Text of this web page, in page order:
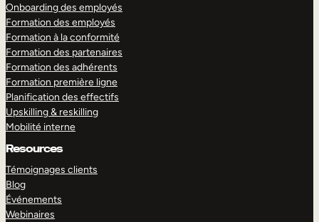
Onboarding des employés
Formation des employés
Formation à la conformité
Formation des partenaires
Formation des adhérents
Formation première ligne
Planification des effectifs
Upskilling & reskilling
Mobilité interne
Resources
Témoignages clients
Blog
Événements
Webinaires